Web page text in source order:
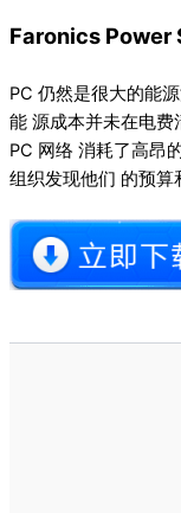
Faronics Power
PC 仍然是很大的能
能 源成本并未在电
PC 网络 消耗了高昂
组织发现他们 的预算